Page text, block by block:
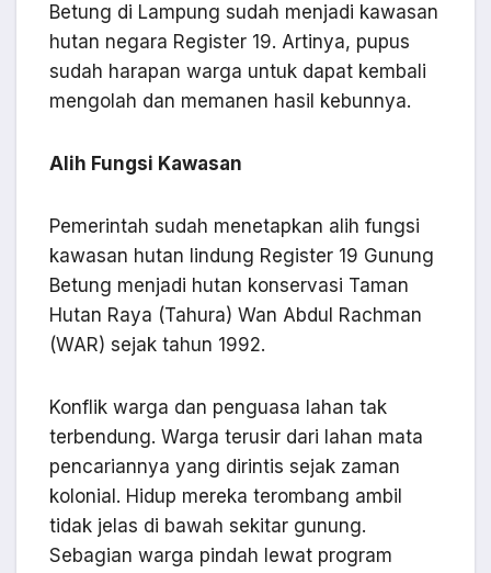
Betung di Lampung sudah menjadi kawasan
hutan negara Register 19. Artinya, pupus
sudah harapan warga untuk dapat kembali
mengolah dan memanen hasil kebunnya.
Alih Fungsi Kawasan
Pemerintah sudah menetapkan alih fungsi
kawasan hutan lindung Register 19 Gunung
Betung menjadi hutan konservasi Taman
Hutan Raya (Tahura) Wan Abdul Rachman
(WAR) sejak tahun 1992.
Konflik warga dan penguasa lahan tak
terbendung. Warga terusir dari lahan mata
pencariannya yang dirintis sejak zaman
kolonial. Hidup mereka terombang ambil
tidak jelas di bawah sekitar gunung.
Sebagian warga pindah lewat program